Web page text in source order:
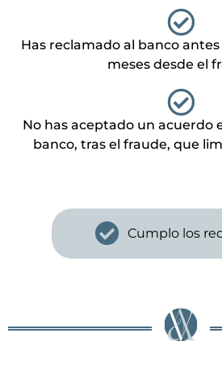
Has reclamado al banco antes
meses desde el
No has aceptado un acuerdo
banco, tras el fraude, que
Cumplo los